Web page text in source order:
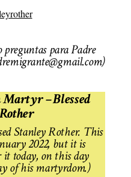
preguntas para Padre
– Blessed
Stanley Rother. This
2022, but it is
it today, on this day
of his martyrdom.)